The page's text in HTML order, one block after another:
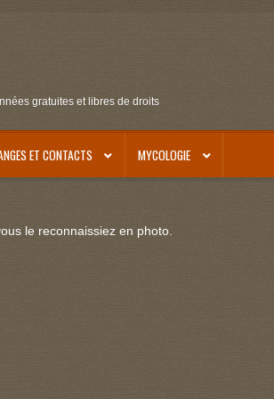
gratuites et libres de droits
ET CONTACTS MYCOLOGIE
le reconnaissiez en photo.